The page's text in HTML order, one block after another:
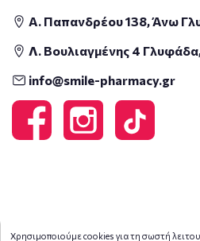
Χρησιμοποιούμε cookies για τη σωστή
Α. Παπανδρέου 138, Άνω
Λ. Βουλιαγμένης 4
info@smile-pharmacy.gr